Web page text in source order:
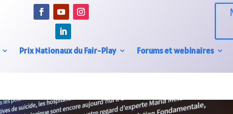
Prix Nationaux du Fair-Play Forums et webinaires